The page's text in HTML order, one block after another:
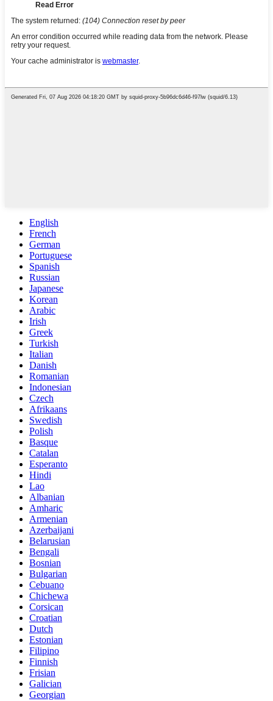
English
French
German
Portuguese
Spanish
Russian
Japanese
Korean
Arabic
Irish
Greek
Turkish
Italian
Danish
Romanian
Indonesian
Czech
Afrikaans
Swedish
Polish
Basque
Catalan
Esperanto
Hindi
Lao
Albanian
Amharic
Armenian
Azerbaijani
Belarusian
Bengali
Bosnian
Bulgarian
Cebuano
Chichewa
Corsican
Croatian
Dutch
Estonian
Filipino
Finnish
Frisian
Galician
Georgian